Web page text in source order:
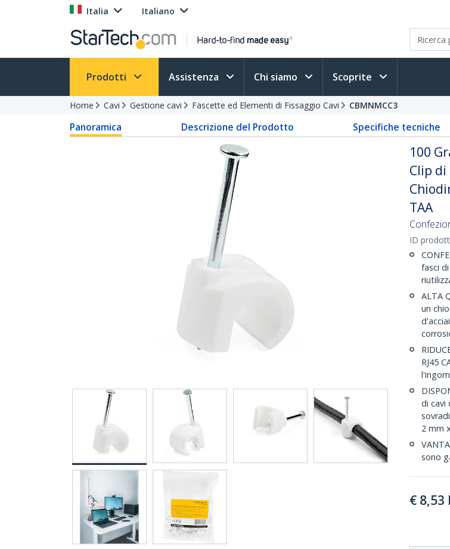
Italia Italiano
Prodotti Assistenza Chi siamo Scoprite
Home Cavi Gestione cavi Fascette ed Elementi di Fissaggio Cavi CBMNMCC3
Panoramica Descrizione del Prodotto Specifiche tecniche
100
Clip
TAA
ID
fasci
ALTA
un
RJ45
di cavi
2 mm
sono
€ 8,53